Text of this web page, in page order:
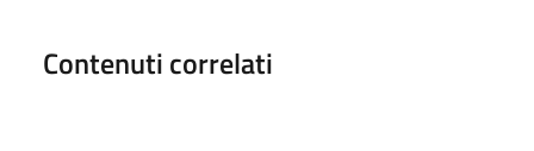
Contenuti correlati